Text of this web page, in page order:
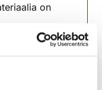
on
koulutusta ja